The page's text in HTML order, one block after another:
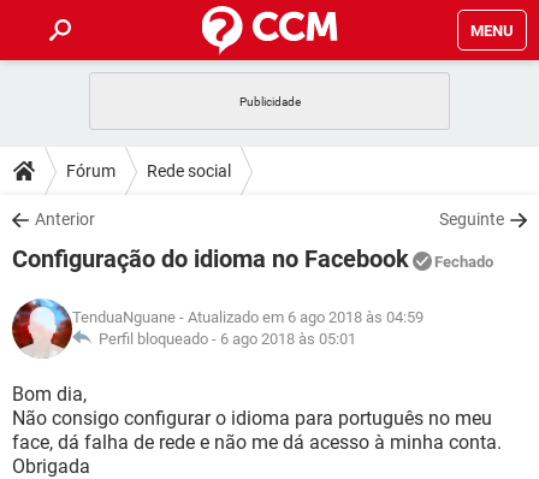
MENU
CELULAR
OUTLOOK
INSTAGRAM GMAIL
GUIA DE COMPRAS
DICAS
JOGOS
INSTAGRAM GMAIL
GUIA DE COMPRAS
DOWNLOADS
JOGOS WHATSAPP
CELULAR
OUTLOOK EXCEL
INSTAGRAM
GUIA DE COMPRAS
FÓRUM
JOGOS WHATSAPP
CELULAR
OUTLOOK
INSTAGRAM GMAIL
GLOSSÁRIO
JOGOS
CELULAR FACEBOOK
OUTLOOK
Fórum Rede social
Anterior Seguinte
Configuração do idioma no Facebook Fechado
TenduaNguane - Atualizado em 6 ago 2018 às 04:59
Perfil bloqueado - 6 ago 2018 às 05:01
Bom dia,
Não consigo configurar o idioma para português no meu
face, dá falha de rede e não me dá acesso à minha conta.
Obrigada